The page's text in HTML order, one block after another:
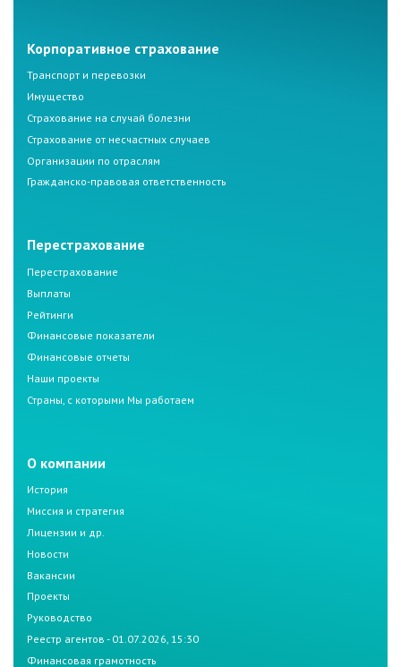
Корпоративное страхование
Транспорт и перевозки
Имущество
Страхование на случай болезни
Страхование от несчастных случаев
Организации по отраслям
Гражданско-правовая ответственность
Перестрахование
Перестрахование
Выплаты
Рейтинги
Финансовые показатели
Финансовые отчеты
Наши проекты
Страны, с которыми Мы работаем
О компании
История
Миссия и стратегия
Лицензии и др.
Новости
Вакансии
Проекты
Руководство
Реестр агентов - 01.07.2026, 15:30
Финансовая грамотность